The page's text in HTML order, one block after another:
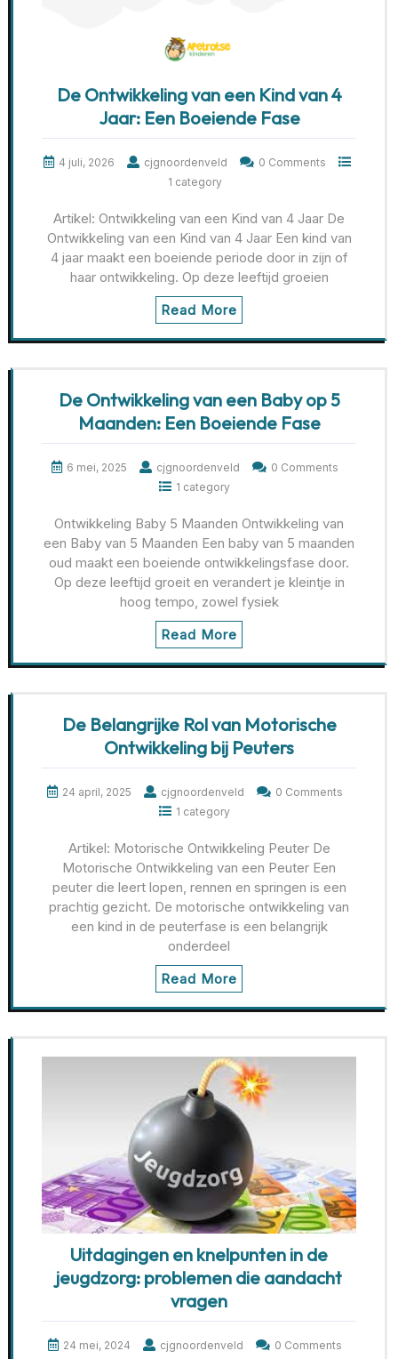
De Ontwikkeling van een Kind van 4
Jaar: Een Boeiende Fase
4 juli, 2026 cjgnoordenveld
0 Comments
1 category
Artikel: Ontwikkeling van een Kind van 4 Jaar De
Ontwikkeling van een Kind van 4 Jaar Een kind van
4 jaar maakt een boeiende periode door in zijn of
haar ontwikkeling. Op deze leeftijd groeien
Read More
De Ontwikkeling van een Baby op 5
Maanden: Een Boeiende Fase
6 mei, 2025 cjgnoordenveld
0 Comments
1 category
Ontwikkeling Baby 5 Maanden Ontwikkeling van
een Baby van 5 Maanden Een baby van 5 maanden
oud maakt een boeiende ontwikkelingsfase door.
Op deze leeftijd groeit en verandert je kleintje in
hoog tempo, zowel fysiek
Read More
De Belangrijke Rol van Motorische
Ontwikkeling bij Peuters
24 april, 2025 cjgnoordenveld
0 Comments
1 category
Artikel: Motorische Ontwikkeling Peuter De
Motorische Ontwikkeling van een Peuter Een
peuter die leert lopen, rennen en springen is een
prachtig gezicht. De motorische ontwikkeling van
een kind in de peuterfase is een belangrijk
onderdeel
Read More
Uitdagingen en knelpunten in de
jeugdzorg: problemen die aandacht
vragen
24 mei, 2024 cjgnoordenveld
0 Comments